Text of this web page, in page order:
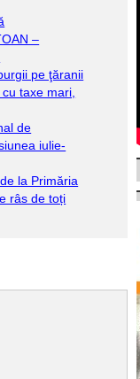
–
pe ţăranii
taxe mari,
de
iulie-
la Primăria
râs de toți